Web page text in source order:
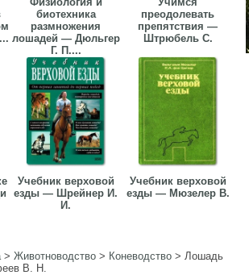
биотехника
размножения
лошадей — Дюльгер
Г. П....
преодолевать
препятствия —
Штрюбель С.
Учебник верховой
езды — Шрейнер И.
И.
Учебник верховой
езды — Мюзелер В.
>Животноводство > Коневодство >Лошадь
В. Н.